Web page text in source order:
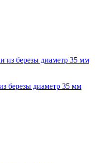
березы диаметр 35 мм